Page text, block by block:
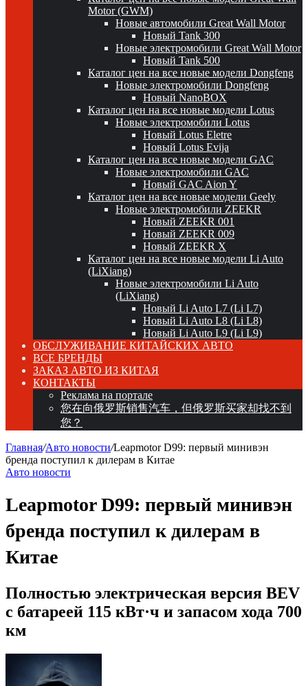
Motor (GWM)
Новые автомобили Great Wall Motor
Новый Tank 300
Новые электромобили Great Wall Motor
Новый Tank 500
Каталог цен на все новые модели Dongfeng
Новые электромобили Dongfeng
Новый NanoBOX
Каталог цен на все новые модели Lotus
Новые электромобили Lotus
Новый Lotus Eletre
Новый Lotus Evija
Каталог цен на все новые модели GAC
Новые электромобили GAC
Новый GAC Aion Y
Каталог цен на все новые модели Geely
Новые электромобили ZEEKR
Новый ZEEKR 001
Новый ZEEKR 009
Новый ZEEKR X
Каталог цен на все новые модели Li Auto
(LiXiang)
Новые электромобили Li Auto
(LiXiang)
Новый Li Auto L7 (Li L7)
Новый Li Auto L8 (Li L8)
Новый Li Auto L9 (Li L9)
ОБСЛУЖИВАНИЕ КИТАЙСКИХ АВТО
ВСЕ БРЕНДЫ
ЗАКАЗ АВТО ИЗ КИТАЯ
КОНТАКТЫ
Реклама на портале
您在向俄罗斯销售汽车，但俄罗斯买家却找不到
您？
Главная/Авто новости/Leapmotor D99: первый минивэн
бренда поступил к дилерам в Китае
Авто новости
Leapmotor D99: первый минивэн
бренда поступил к дилерам в
Китае
Полностью электрическая версия BEV
с батареей 115 кВт·ч и запасом хода 700
км